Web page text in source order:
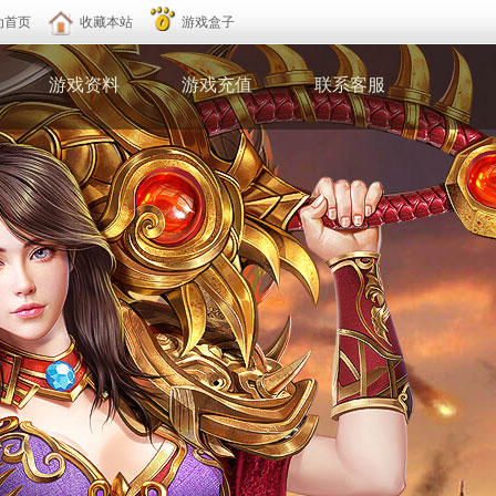
首页 收藏本站 游戏盒子
游戏资料 游戏充值 联系客服